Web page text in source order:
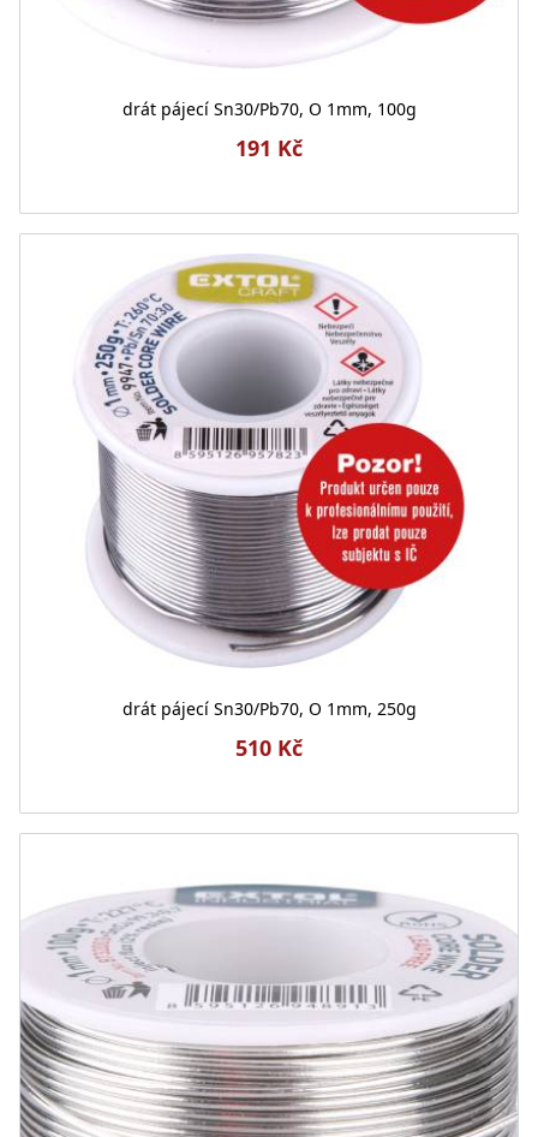
drát pájecí Sn30/Pb70, O 1mm, 100g
191 Kč
drát pájecí Sn30/Pb70, O 1mm, 250g
510 Kč